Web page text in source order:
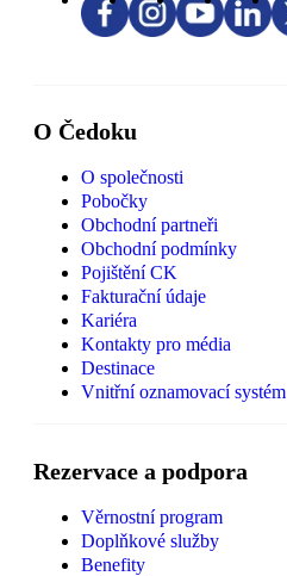
O Čedoku
O společnosti
Pobočky
Obchodní partneři
Obchodní podmínky
Pojištění CK
Fakturační údaje
Kariéra
Kontakty pro média
Destinace
Vnitřní oznamovací systém
Rezervace a podpora
Věrnostní program
Doplňkové služby
Benefity